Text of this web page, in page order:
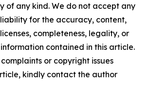
of any kind. We do not accept any
for the accuracy, content,
completeness, legality, or
contained in this article.
or copyright issues
kindly contact the author